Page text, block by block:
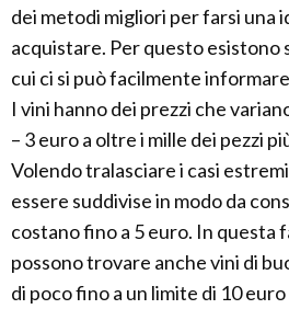
dei metodi migliori per farsi una
acquistare. Per questo esistono
cui ci si può facilmente
I vini hanno dei prezzi che
– 3 euro a oltre i mille dei pezzi
Volendo tralasciare i casi
essere suddivise in modo da
costano fino a 5 euro. In questa
possono trovare anche vini di
di poco fino a un limite di 10